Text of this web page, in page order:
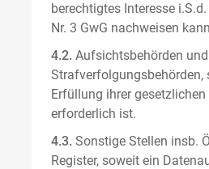
berechtigtes Interesse
Nr. 3 GwG nachweisen
4.2. Aufsichtsbehörden und
Strafverfolgungsbehörden,
Erfüllung ihrer
erforderlich ist.
4.3. Sonstige Stellen insb.
Register, soweit ein